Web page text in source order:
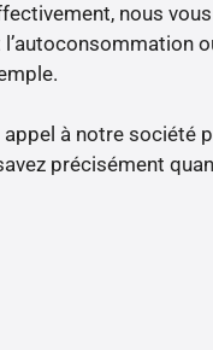
nous
à notre société
précisément